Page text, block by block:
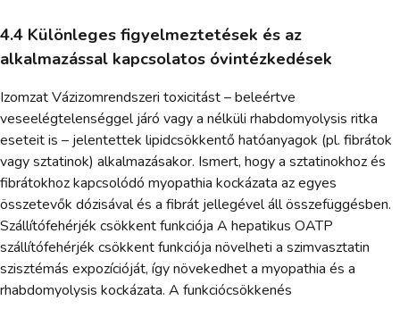
4.4 Különleges figyelmeztetések és az
alkalmazással kapcsolatos óvintézkedések
Izomzat Vázizomrendszeri toxicitást – beleértve
veseelégtelenséggel járó vagy a nélküli rhabdomyolysis ritka
eseteit is – jelentettek lipidcsökkentő hatóanyagok (pl. fibrátok
vagy sztatinok) alkalmazásakor. Ismert, hogy a sztatinokhoz és
fibrátokhoz kapcsolódó myopathia kockázata az egyes
összetevők dózisával és a fibrát jellegével áll összefüggésben.
Szállítófehérjék csökkent funkciója A hepatikus OATP
szállítófehérjék csökkent funkciója növelheti a szimvasztatin
szisztémás expozícióját, így növekedhet a myopathia és a
rhabdomyolysis kockázata. A funkciócsökkenés